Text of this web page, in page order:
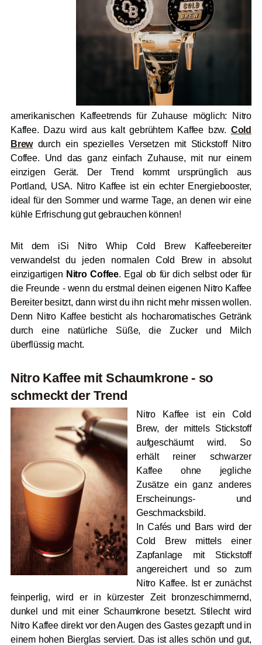
amerikanischen Kaffeetrends für Zuhause möglich: Nitro
Kaffee. Dazu wird aus kalt gebrühtem Kaffee bzw. Cold
Brewdurch ein spezielles Versetzen mit Stickstoff Nitro
Coffee. Und das ganz einfach Zuhause, mit nur einem
einzigen Gerät. Der Trend kommt ursprünglich aus
Portland, USA. Nitro Kaffee ist ein echter Energiebooster,
ideal für den Sommer und warme Tage, an denen wir eine
kühle Erfrischung gut gebrauchen können!
Mit dem iSi Nitro Whip Cold Brew Kaffeebereiter
verwandelst du jeden normalen Cold Brew in absolut
einzigartigen Nitro Coffee. Egal ob für dich selbst oder für
die Freunde - wenn du erstmal deinen eigenen Nitro Kaffee
Bereiter besitzt, dann wirst du ihn nicht mehr missen wollen.
Denn Nitro Kaffee besticht als hocharomatisches Getränk
durch eine natürliche Süße, die Zucker und Milch
überflüssig macht.
Nitro Kaffee mit Schaumkrone - so
schmeckt der Trend
Nitro Kaffee ist ein Cold
Brew, der mittels Stickstoff
aufgeschäumt wird. So
erhält reiner schwarzer
Kaffee ohne jegliche
Zusätze ein ganz anderes
Erscheinungs- und
Geschmacksbild.
In Cafés und Bars wird der
Cold Brew mittels einer
Zapfanlage mit Stickstoff
angereichert und so zum
Nitro Kaffee. Ist er zunächst
feinperlig, wird er in kürzester Zeit bronzeschimmernd,
dunkel und mit einer Schaumkrone besetzt. Stilecht wird
Nitro Kaffee direkt vor den Augen des Gastes gezapft und in
einem hohen Bierglas serviert. Das ist alles schön und gut,